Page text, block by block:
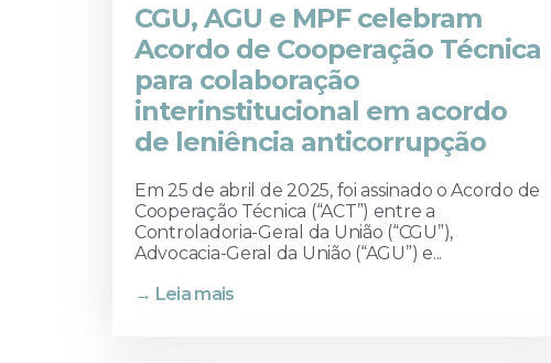
CGU, AGU e MPF celebram
Acordo de Cooperação Técnica
para colaboração
interinstitucional em acordo
de leniência anticorrupção
Em 25 de abril de 2025, foi assinado o Acordo de
Cooperação Técnica (“ACT”) entre a
Controladoria-Geral da União (“CGU”),
Advocacia-Geral da União (“AGU”) e...
→ Leia mais